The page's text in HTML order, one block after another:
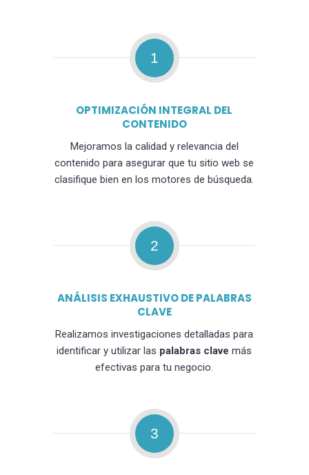
1
OPTIMIZACIÓN INTEGRAL DEL
CONTENIDO
Mejoramos la calidad y relevancia del
contenido para asegurar que tu sitio web se
clasifique bien en los motores de búsqueda.
2
ANÁLISIS EXHAUSTIVO DE PALABRAS
CLAVE
Realizamos investigaciones detalladas para
identificar y utilizar las palabras clave más
efectivas para tu negocio.
3